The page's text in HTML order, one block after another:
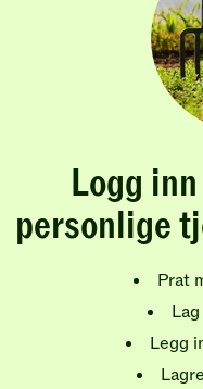
Logg
personlige
Prat
Legg